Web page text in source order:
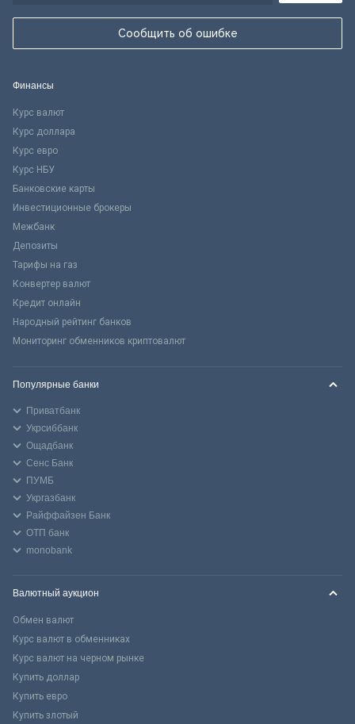
Сообщить об ошибке
Финансы
Курс валют
Курс доллара
Курс евро
Курс НБУ
Банковские карты
Инвестиционные брокеры
Межбанк
Депозиты
Тарифы на газ
Конвертер валют
Кредит онлайн
Народный рейтинг банков
Мониторинг обменников криптовалют
Популярные банки
Приватбанк
Укрсиббанк
Ощадбанк
Сенс Банк
ПУМБ
Укргазбанк
Райффайзен Банк
ОТП банк
monobank
Валютный аукцион
Обмен валют
Курс валют в обменниках
Курс валют на черном рынке
Купить доллар
Купить евро
Купить злотый